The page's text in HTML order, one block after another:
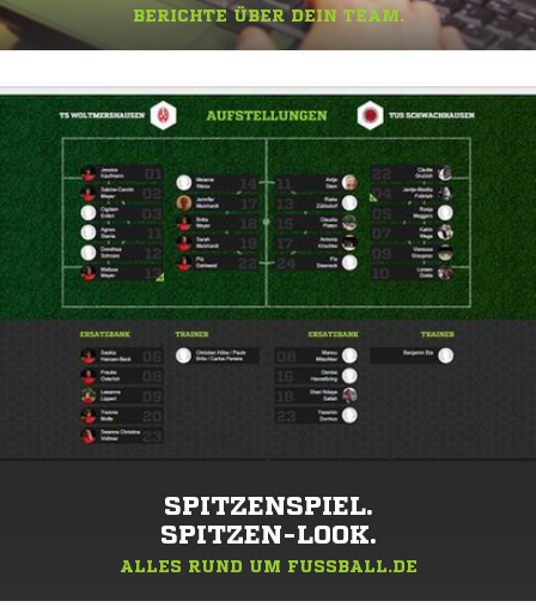
BERICHTE ÜBER DEIN TEAM.
SPITZENSPIEL.
SPITZEN-LOOK.
ALLES RUND UM FUSSBALL.DE